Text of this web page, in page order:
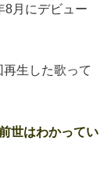
8月にデビュー
生した歌って
世はわかってい